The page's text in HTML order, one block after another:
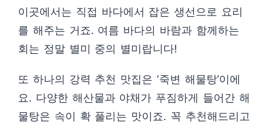
이곳에서는 직접 바다에서 잡은 생선으로 요리
를 해주는 거죠. 여름 바다의 바람과 함께하는
회는 정말 별미 중의 별미랍니다!
또 하나의 강력 추천 맛집은 ‘죽변 해물탕’이에
요. 다양한 해산물과 야채가 푸짐하게 들어간 해
물탕은 속이 확 풀리는 맛이죠. 꼭 추천해드리고